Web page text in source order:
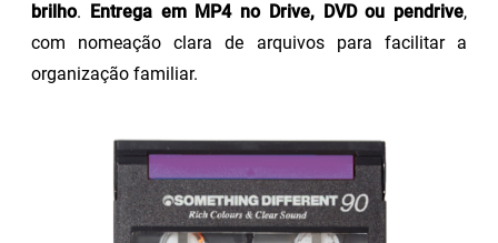
brilho. Entrega em MP4 no Drive, DVD ou pendrive,
com nomeação clara de arquivos para facilitar a
organização familiar.